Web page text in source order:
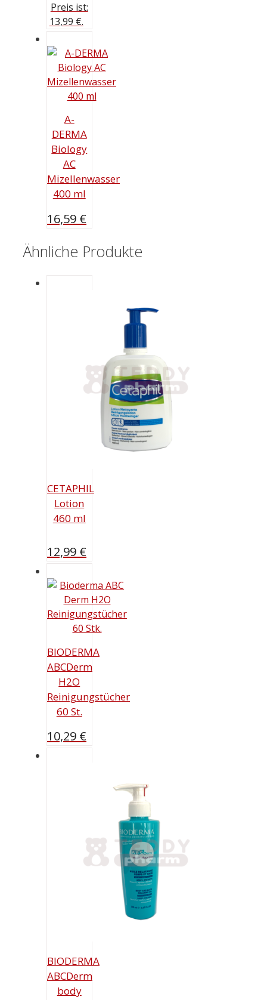
Preis ist:
13,99 €.
A-
DERMA
Biology
AC
Mizellenwasser
400 ml
16,59 €
Ähnliche Produkte
CETAPHIL
Lotion
460 ml
12,99 €
BIODERMA
ABCDerm
H2O
Reinigungstücher
60 St.
10,29 €
BIODERMA
ABCDerm
body